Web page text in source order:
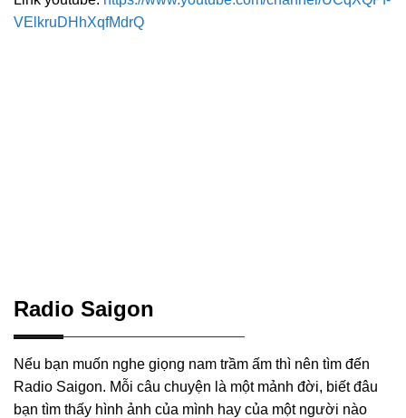
VElkruDHhXqfMdrQ
Radio Saigon
Nếu bạn muốn nghe giọng nam trầm ấm thì nên tìm đến
Radio Saigon. Mỗi câu chuyện là một mảnh đời, biết đâu
bạn tìm thấy hình ảnh của mình hay của một người nào